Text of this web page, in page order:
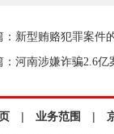
新型贿赂犯罪案件
河南涉嫌诈骗2.6亿
| 业务范围 |